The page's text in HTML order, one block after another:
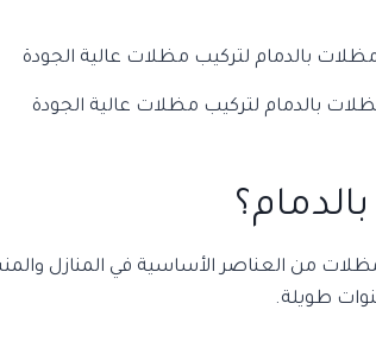
بالدمام لتركيب مظلات عالية الجودة
من العناصر الأساسية في المنازل
طويلة.